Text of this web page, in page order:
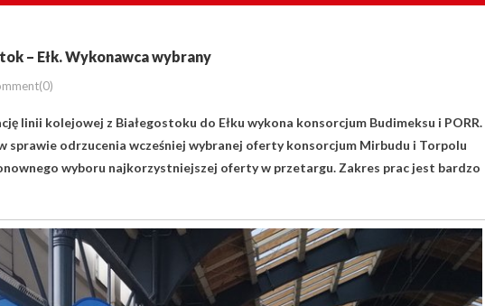
– Ełk. Wykonawca wybrany
linii kolejowej z Białegostoku do Ełku wykona konsorcjum Budimeksu i PORR.
sprawie odrzucenia wcześniej wybranej oferty konsorcjum Mirbudu i Torpolu
wyboru najkorzystniejszej oferty w przetargu. Zakres prac jest bardzo